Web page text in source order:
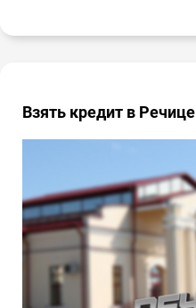
Взять кредит в Речице